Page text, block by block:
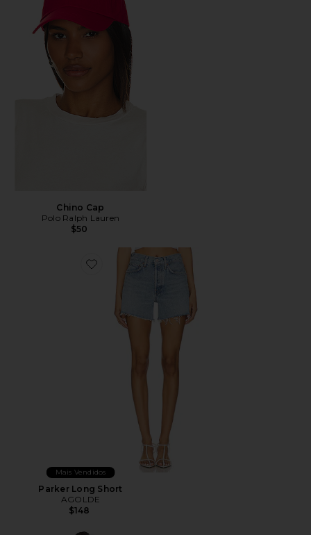
Chino Cap
Polo Ralph Lauren
$50
Favorite Parker Long Short
Mais Vendidos
Parker Long Short
AGOLDE
$148